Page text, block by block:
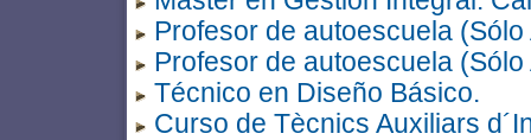
Profesor de autoescuela
Profesor de autoescuela
Técnico en Diseño Básico.
Curso de Tècnics Auxiliars